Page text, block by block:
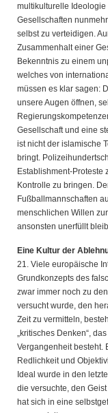
multikulturelle
Gesellschaften
selbst zu verteidigen.
Zusammenhalt einer
Bekenntnis zu einem
welches von
müssen es klar sagen:
unsere Augen öffnen,
Gesellschaft und eine
ist nicht der islamische
bringt.
Establishment-
Kontrolle zu bringen.
Fußballmannschaften
menschlichen Willen
ansonsten unerfüllt
Eine Kultur der
21. Viele europäische
Grundkonzepts des
zwar immer noch zu
versucht wurde, den
Zeit zu vermitteln,
„kritisches Denken“,
Vergangenheit besteht.
Redlichkeit und
Ideal wurde in den
die versuchte, den
hat sich in eine